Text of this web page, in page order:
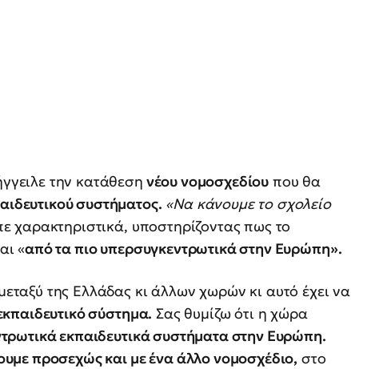
την κατάθεση νέου νομοσχεδίου που θα
συστήματος. «Να κάνουμε το σχολείο
χαρακτηριστικά, υποστηρίζοντας πως το
«από τα πιο υπερσυγκεντρωτικά στην Ευρώπη».
της Ελλάδας κι άλλων χωρών κι αυτό έχει να
σύστημα. Σας θυμίζω ότι η χώρα
εκπαιδευτικά συστήματα στην Ευρώπη.
προσεχώς και με ένα άλλο νομοσχέδιο, στο